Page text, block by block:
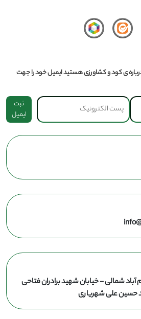
ی کود و کشاورزی هستید ایمیل خود را جهت
ثبت
ایمیل
آباد شمالی - خیابان شهید برادران فتاحی
علی شهریاری